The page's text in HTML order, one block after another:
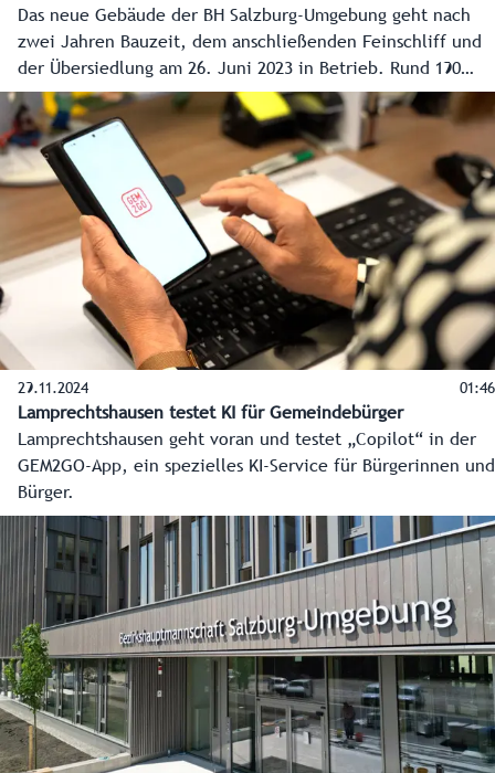
Das neue Gebäude der BH Salzburg-Umgebung geht nach
zwei Jahren Bauzeit, dem anschließenden Feinschliff und
der Übersiedlung am 26. Juni 2023 in Betrieb. Rund 190
Mitarbeiterinnen und Mitarbeiter haben dafür ihren
Arbeitsplatz von der Stadt Salzburg an den Dr.-Hans-
Katschthaler-Platz 1 in 5201 Seekirchen am Wallersee
verlegt. Sie können den Bürgerinnen und Bürgern nun
modernsten Service und so manchen Komfort bieten.
29.11.2024 01:46
Lamprechtshausen testet KI für Gemeindebürger
Lamprechtshausen geht voran und testet „Copilot“ in der
GEM2GO-App, ein spezielles KI-Service für Bürgerinnen und
Bürger.